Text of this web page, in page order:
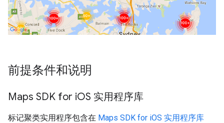
前提条件和说明
Maps SDK for iOS 实用程序库
标记聚类实用程序包含在 Maps SDK for iOS 实用程序库